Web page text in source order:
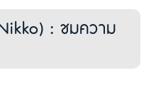
: ชมความ